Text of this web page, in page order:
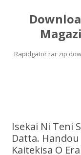
Rapidgator rar zip
Isekai Ni Teni
Datta.
Kaitekisa O